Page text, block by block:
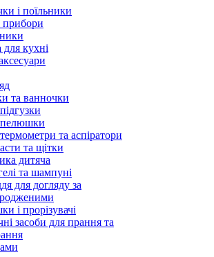
і поїльники
прибори
для кухні
та ванночки
пелюшки
та аспіратори
та щітки
дитяча
та шампуні
для догляду за
і прорізувачі
засоби для прання та